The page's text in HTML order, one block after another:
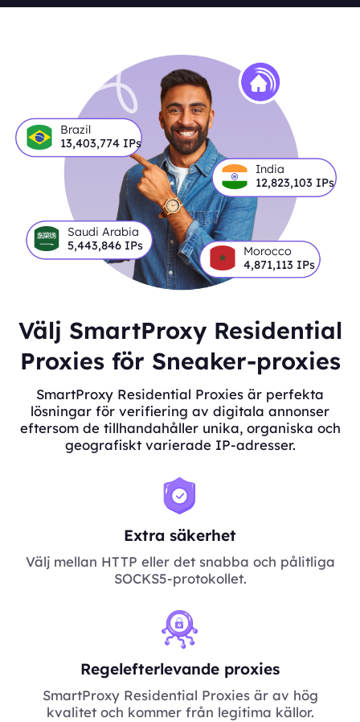
Brazil
13,403,774IPs
India
12,823,103 IPs
Saudi Arabia
5,443,846 IPs
Morocco
4,871,113 IPs
Välj SmartProxy Residential
Proxies för Sneaker-proxies
SmartProxy Residential Proxies är perfekta
lösningar för verifiering av digitala annonser
eftersom de tillhandahåller unika, organiska och
geografiskt varierade IP-adresser.
Extra säkerhet
Välj mellan HTTP eller det snabba och pålitliga
SOCKS5-protokollet.
Regelefterlevande proxies
SmartProxy Residential Proxies är av hög
kvalitet och kommer från legitima källor.